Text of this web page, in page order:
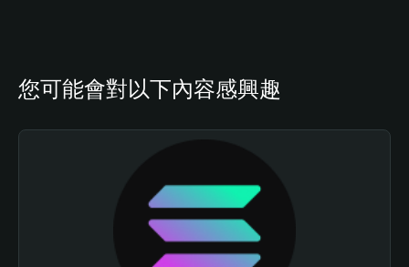
您可能會對以下內容感興趣